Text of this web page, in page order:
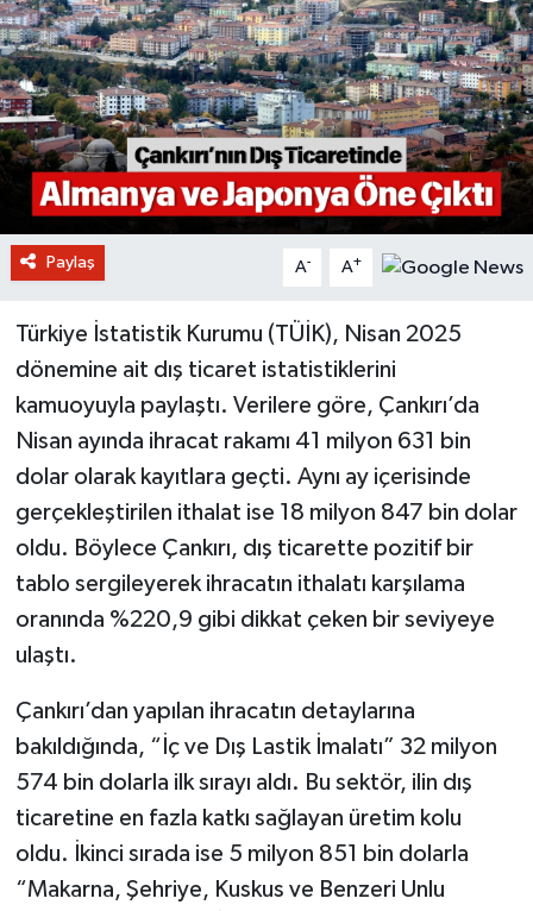
Paylaş A- A+
Türkiye İstatistik Kurumu (TÜİK), Nisan 2025
dönemine ait dış ticaret istatistiklerini
kamuoyuyla paylaştı. Verilere göre, Çankırı’da
Nisan ayında ihracat rakamı 41 milyon 631 bin
dolar olarak kayıtlara geçti. Aynı ay içerisinde
gerçekleştirilen ithalat ise 18 milyon 847 bin dolar
oldu. Böylece Çankırı, dış ticarette pozitif bir
tablo sergileyerek ihracatın ithalatı karşılama
oranında %220,9 gibi dikkat çeken bir seviyeye
ulaştı.
Çankırı’dan yapılan ihracatın detaylarına
bakıldığında, “İç ve Dış Lastik İmalatı” 32 milyon
574 bin dolarla ilk sırayı aldı. Bu sektör, ilin dış
ticaretine en fazla katkı sağlayan üretim kolu
oldu. İkinci sırada ise 5 milyon 851 bin dolarla
“Makarna, Şehriye, Kuskus ve Benzeri Unlu